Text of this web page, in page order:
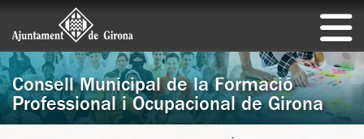
Consell Municipal de la Formació
Professional i Ocupacional de Girona